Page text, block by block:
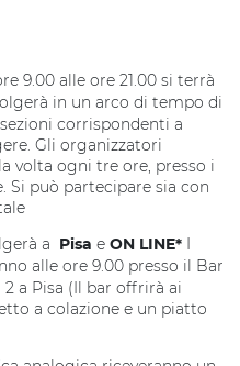
9.00 alle ore 21.00 si terrà
in un arco di tempo di
corrispondenti a
Gli organizzatori
volta ogni tre ore, presso i
Si può partecipare sia con
a Pisa e ON LINE* I
alle ore 9.00 presso il Bar
2 a Pisa (Il bar offrirà ai
a colazione e un piatto